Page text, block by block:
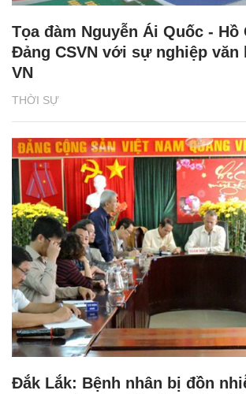
THỜI SỰ
Tọa đàm Nguyễn Ái Quốc - Hồ
Đảng CSVN với sự nghiệp văn
VN
Đắk Lắk: Bệnh nhân bị đồn